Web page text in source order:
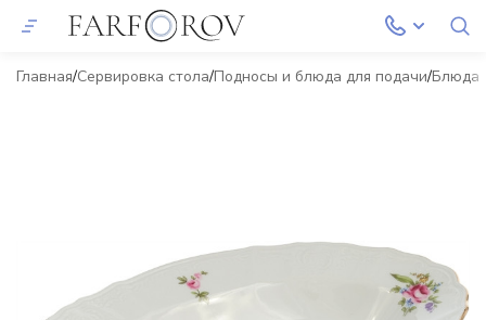
Главная Сервировка стола Подносы и блюда для подачи Блюда